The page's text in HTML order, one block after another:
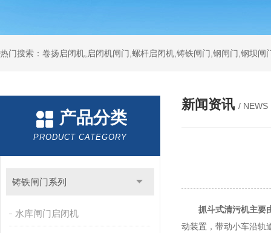
热门搜索：卷扬启闭机,启闭机闸门,螺杆启闭机,铸铁闸门,钢闸门,钢坝
产品分类
PRODUCT CATEGORY
铸铁闸门系列
水库闸门启闭机
新闻资讯 / NEWS
抓斗式清污机主要
动装置，带动小车沿轨